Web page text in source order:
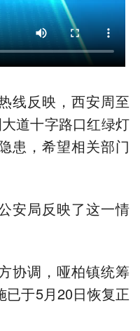
线反映，西安周至
道十字路口红绿灯
患，希望相关部门
安局反映了这一情
协调，哑柏镇统筹
于5月20日恢复正